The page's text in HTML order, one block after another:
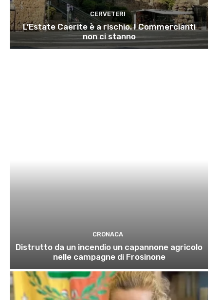
CERVETERI
L’Estate Caerite è a rischio. I Commercianti
non ci stanno
CRONACA
Distrutto da un incendio un capannone agricolo
nelle campagne di Frosinone